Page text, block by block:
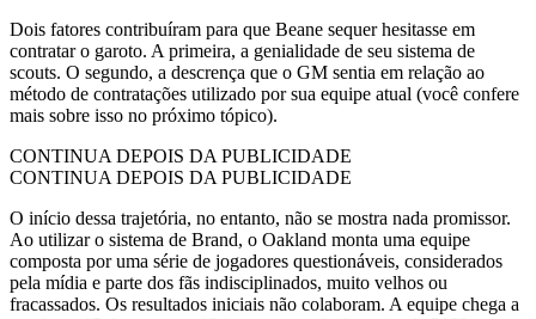
Dois fatores contribuíram para que Beane sequer hesitasse em
contratar o garoto. A primeira, a genialidade de seu sistema de
scouts. O segundo, a descrença que o GM sentia em relação ao
método de contratações utilizado por sua equipe atual (você confere
mais sobre isso no próximo tópico).
CONTINUA DEPOIS DA PUBLICIDADE
CONTINUA DEPOIS DA PUBLICIDADE
O início dessa trajetória, no entanto, não se mostra nada promissor.
Ao utilizar o sistema de Brand, o Oakland monta uma equipe
composta por uma série de jogadores questionáveis, considerados
pela mídia e parte dos fãs indisciplinados, muito velhos ou
fracassados. Os resultados iniciais não colaboram. A equipe chega a